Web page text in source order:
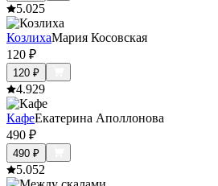
5.025
КозлихаМария Косовская
120 ₽
120 ₽
4.929
КафеЕкатерина Аполлонова
490 ₽
490 ₽
5.052